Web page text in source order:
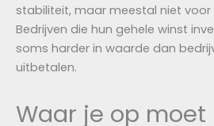
stabiliteit, maar meestal niet voor
Bedrijven die hun gehele winst
soms harder in waarde dan
uitbetalen.
Waar je op